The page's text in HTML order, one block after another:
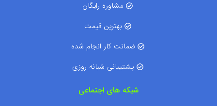
مشاوره رایگان
بهترین قیمت
ضمانت کار انجام شده
پشتیبانی شبانه روزی
شبکه های اجتماعی